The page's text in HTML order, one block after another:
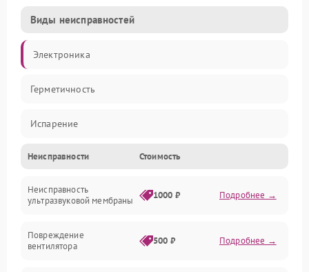
Виды неисправностей
Электроника
Герметичность
Испарение
Водяной тракт
Механические повреждения
Неисправности Стоимость
Неисправность
ультразвуковой мембраны
1000 ₽ Подробнее →
Повреждение
вентилятора
500 ₽ Подробнее →